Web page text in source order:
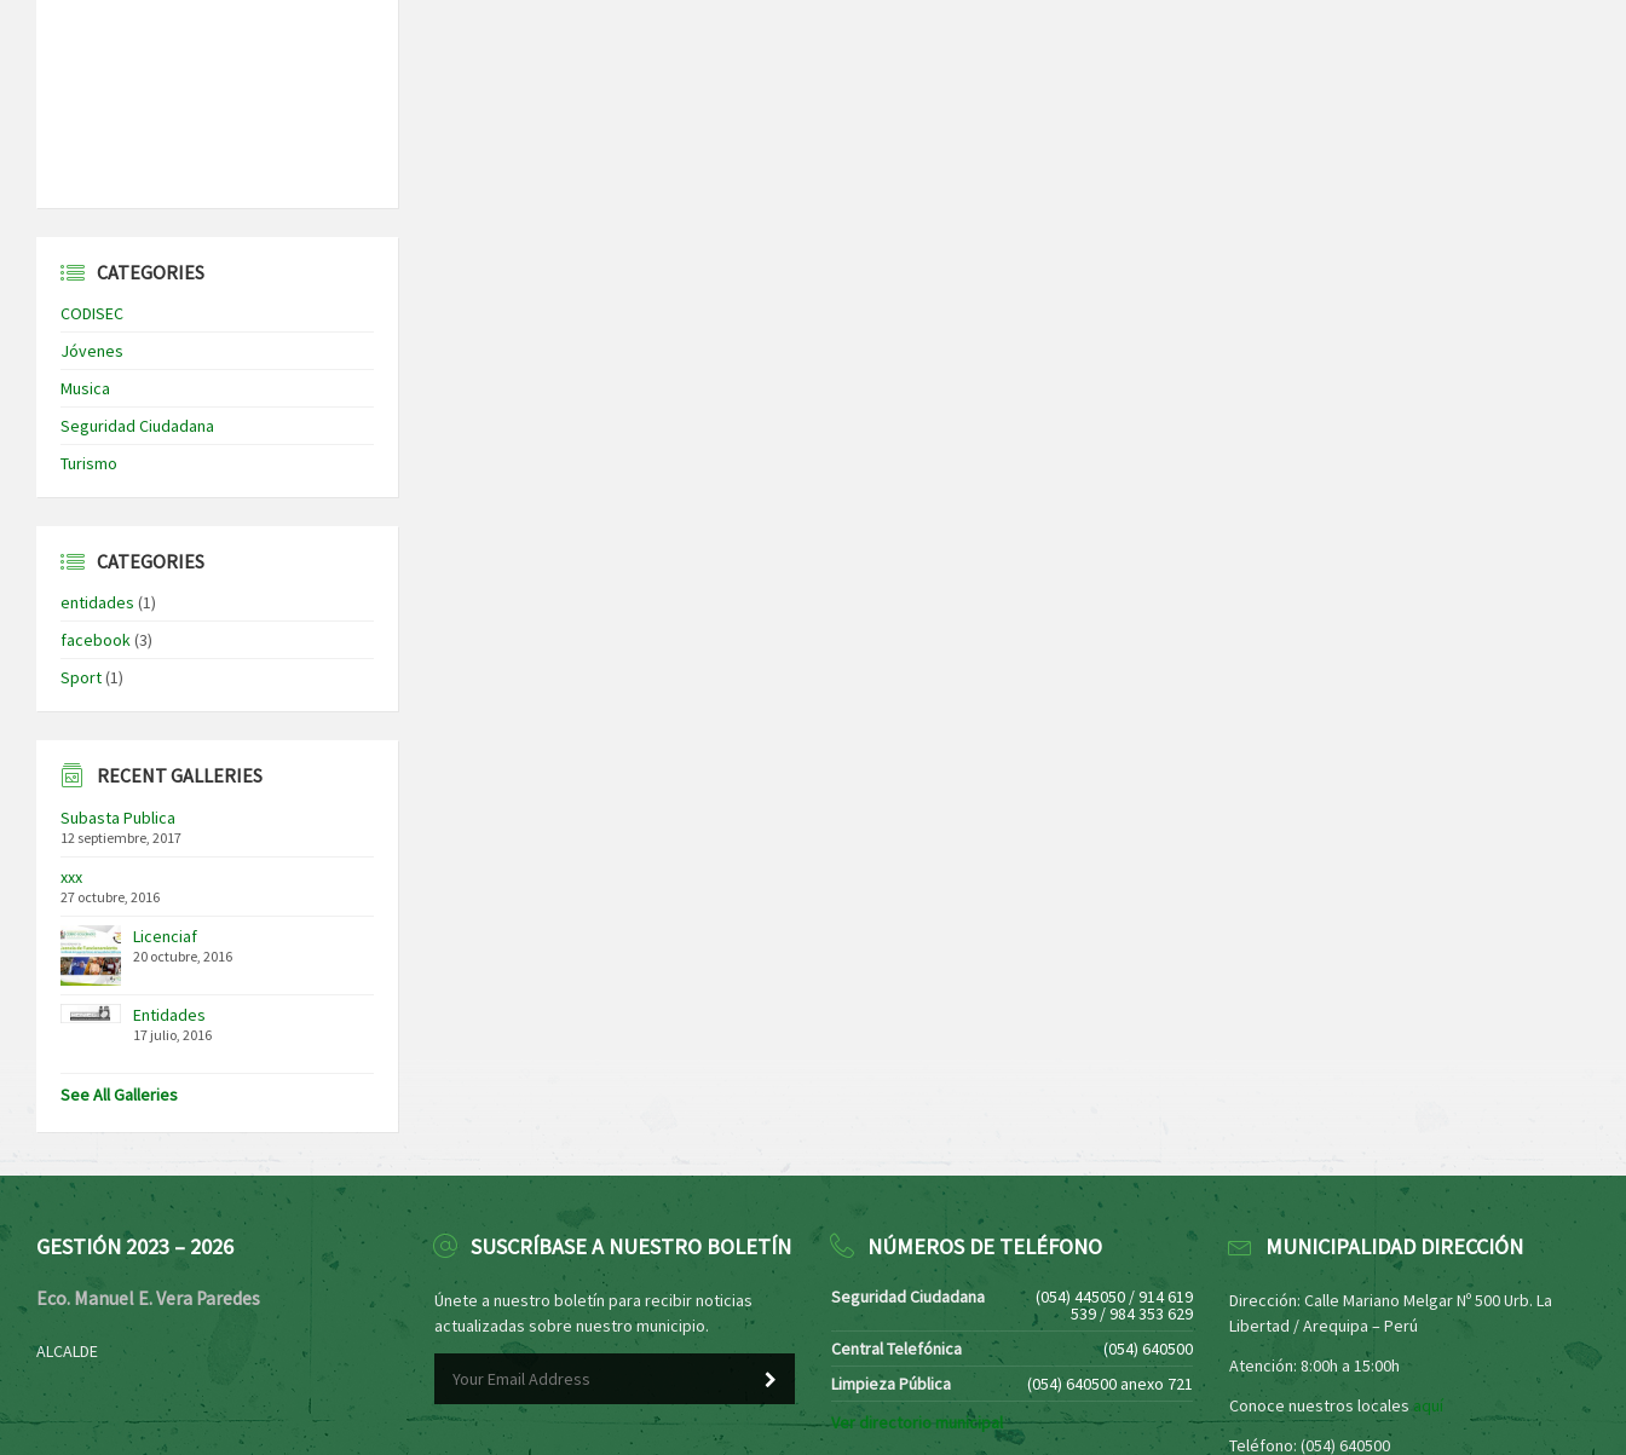
CATEGORIES
CODISEC
Jóvenes
Musica
Seguridad Ciudadana
Turismo
CATEGORIES
entidades (1)
facebook(3)
Sport(1)
RECENT GALLERIES
Subasta Publica
12 septiembre, 2017
xxx
27 octubre, 2016
Licenciaf
20 octubre, 2016
Entidades
17 julio, 2016
See All Galleries
GESTIÓN 2023 – 2026
Eco. Manuel E. Vera Paredes
ALCALDE
SUSCRÍBASE A NUESTRO BOLETÍN
Únete a nuestro boletín para recibir noticias
actualizadas sobre nuestro municipio.
NÚMEROS DE TELÉFONO
Seguridad Ciudadana (054) 445050 / 914 619
539 / 984 353 629
Central Telefónica
(054) 640500
Limpieza Pública
(054) 640500 anexo 721
Ver directorio municipal
MUNICIPALIDAD DIRECCIÓN
Dirección: Calle Mariano Melgar Nº 500 Urb. La
Libertad / Arequipa – Perú
Atención: 8:00h a 15:00h
Conoce nuestros locales aquí
Teléfono: (054) 640500